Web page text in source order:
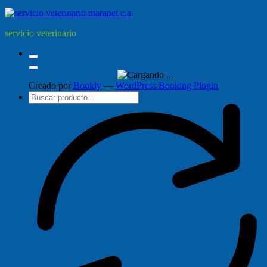
servicio veterinario
Creado por Bookly — WordPress Booking Plugin